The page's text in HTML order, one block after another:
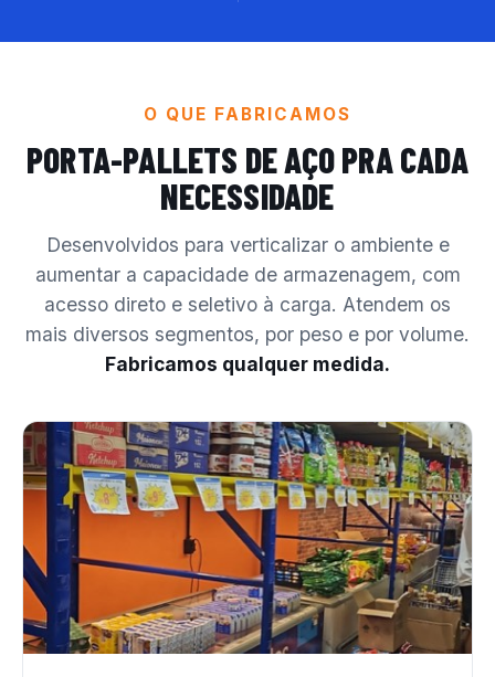
O QUE FABRICAMOS
PORTA-PALLETS DE AÇOPRA CADA
NECESSIDADE
Desenvolvidos para verticalizar o ambiente e
aumentar a capacidade de armazenagem, com
acesso direto e seletivo à carga. Atendem os
mais diversos segmentos, por peso e por volume.
Fabricamos qualquer medida.